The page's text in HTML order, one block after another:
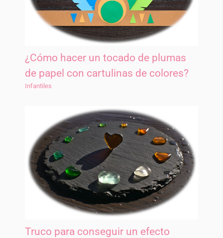
¿Cómo hacer un tocado de plumas
de papel con cartulinas de colores?
Infantiles
Truco para conseguir un efecto